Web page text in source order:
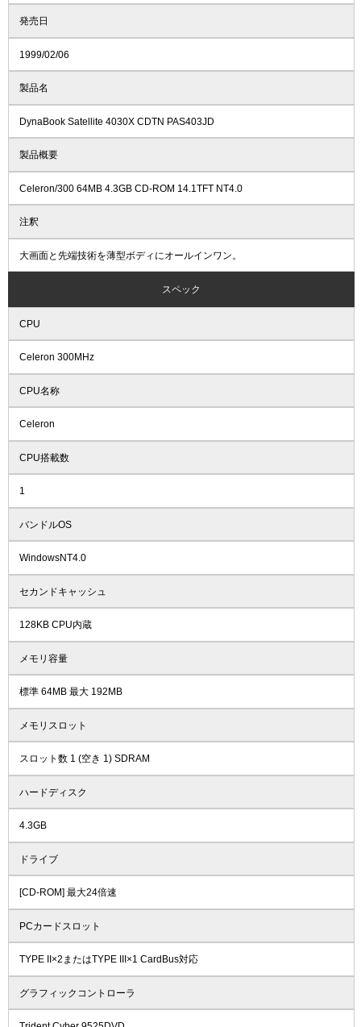
発売日
1999/02/06
製品名
DynaBook Satellite 4030X CDTN PAS403JD
製品概要
Celeron/300 64MB 4.3GB CD-ROM 14.1TFT NT4.0
注釈
大画面と先端技術を薄型ボディにオールインワン。
スペック
CPU
Celeron 300MHz
CPU名称
Celeron
CPU搭載数
1
バンドルOS
WindowsNT4.0
セカンドキャッシュ
128KB CPU内蔵
メモリ容量
標準 64MB 最大 192MB
メモリスロット
スロット数 1 (空き 1) SDRAM
ハードディスク
4.3GB
ドライブ
[CD-ROM] 最大24倍速
PCカードスロット
TYPE II×2またはTYPE III×1 CardBus対応
グラフィックコントローラ